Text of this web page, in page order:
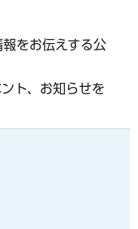
をお伝えする公
ト、お知らせを